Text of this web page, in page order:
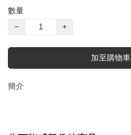
數量
−
+
加至購物車
簡介